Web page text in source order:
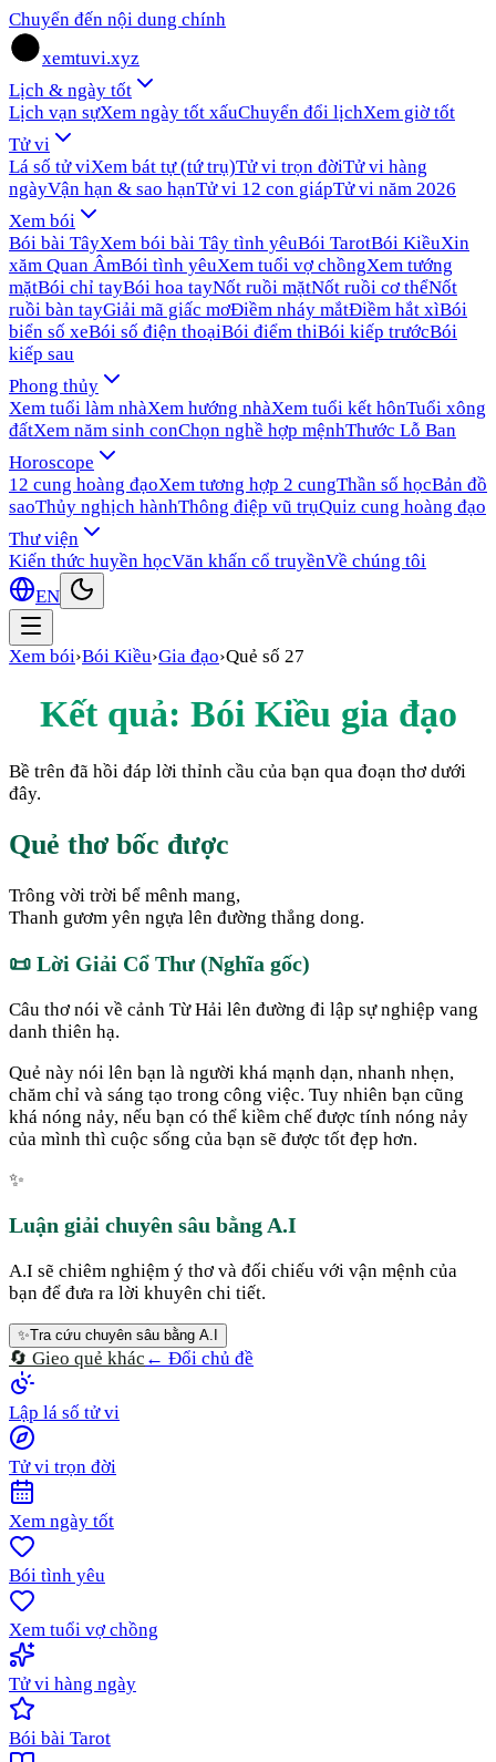
Chuyển đến nội dung chính
xemtuvi.xyz
Lịch & ngày tốt
Lịch vạn sựXem ngày tốt xấuChuyển đổi lịchXem giờ tốt
Tử vi
Lá số tử viXem bát tự (tứ trụ)Tử vi trọn đờiTử vi hàng
ngàyVận hạn & sao hạnTử vi 12 con giápTử vi năm 2026
Xem bói
Bói bài TâyXem bói bài Tây tình yêuBói TarotBói KiềuXin
xăm Quan ÂmBói tình yêuXem tuổi vợ chồngXem tướng
mặtBói chỉ tayBói hoa tayNốt ruồi mặtNốt ruồi cơ thểNốt
ruồi bàn tayGiải mã giấc mơĐiềm nháy mắtĐiềm hắt xìBói
biển số xeBói số điện thoạiBói điểm thiBói kiếp trướcBói
kiếp sau
Phong thủy
Xem tuổi làm nhàXem hướng nhàXem tuổi kết hônTuổi xông
đấtXem năm sinh conChọn nghề hợp mệnhThước Lỗ Ban
Horoscope
12 cung hoàng đạoXem tương hợp 2 cungThần số họcBản đồ
saoThủy nghịch hànhThông điệp vũ trụQuiz cung hoàng đạo
Thư viện
Kiến thức huyền họcVăn khấn cổ truyềnVề chúng tôi
EN
Xem bói›Bói Kiều›Gia đạo›Quẻ số 27
Kết quả: Bói Kiều gia đạo
Bề trên đã hồi đáp lời thỉnh cầu của bạn qua đoạn thơ dưới
đây.
Quẻ thơ bốc được
Trông vời trời bể mênh mang,
Thanh gươm yên ngựa lên đường thẳng dong.
📜 Lời Giải Cổ Thư (Nghĩa gốc)
Câu thơ nói về cảnh Từ Hải lên đường đi lập sự nghiệp vang
danh thiên hạ.
Quẻ này nói lên bạn là người khá mạnh dạn, nhanh nhẹn,
chăm chỉ và sáng tạo trong công việc. Tuy nhiên bạn cũng
khá nóng nảy, nếu bạn có thể kiềm chế được tính nóng nảy
của mình thì cuộc sống của bạn sẽ được tốt đẹp hơn.
✨
Luận giải chuyên sâu bằng A.I
A.I sẽ chiêm nghiệm ý thơ và đối chiếu với vận mệnh của
bạn để đưa ra lời khuyên chi tiết.
✨Tra cứu chuyên sâu bằng A.I
🔄 Gieo quẻ khác ← Đổi chủ đề
Lập lá số tử vi
Tử vi trọn đời
Xem ngày tốt
Bói tình yêu
Xem tuổi vợ chồng
Tử vi hàng ngày
Bói bài Tarot